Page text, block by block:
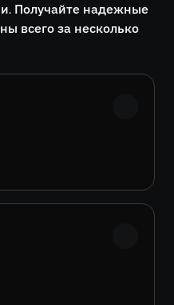
Получайте надежные
всего за несколько